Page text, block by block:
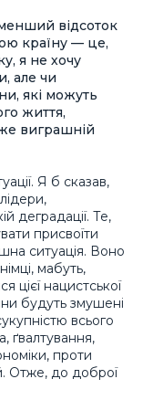
відсоток
країну — це,
я не хочу
але чи
які можуть
життя,
виграшній
Я б сказав,
деградації. Те,
присвоїти
ситуація. Воно
мабуть,
цієї нацистської
будуть змушені
всього
ґвалтування,
проти
Отже, до доброї